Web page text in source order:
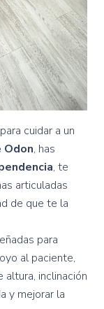
para cuidar a un
Odon, has
, te
articuladas
de que te la
para
al paciente,
inclinación
y mejorar la